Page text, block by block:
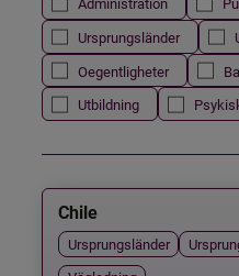
Ursprungsländer
Oegentligheter
Utbildning
Chile
Ursprungsländer